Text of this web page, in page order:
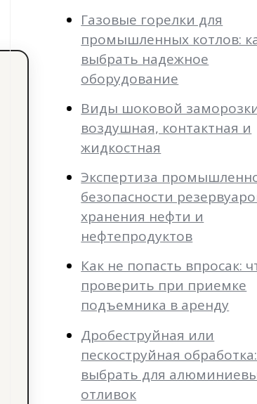
Газовые горелки для
промышленных котлов:
выбрать надежное
оборудование
Виды шоковой
воздушная, контактная и
жидкостная
Экспертиза
безопасности
хранения нефти и
нефтепродуктов
Как не попасть впросак:
проверить при приемке
подъемника в аренду
Дробеструйная или
пескоструйная
выбрать для
отливок